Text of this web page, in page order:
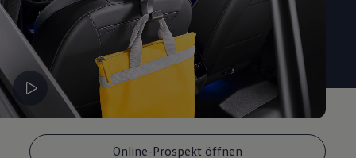
Online-Prospekt öffnen